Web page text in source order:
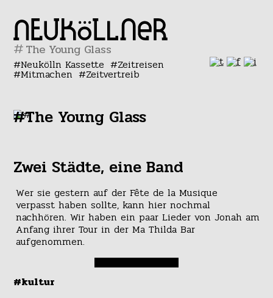
#
Neukölln Kassette Zeitreisen
Mitmachen Zeitvertreib
#The Young Glass
Zwei Städte, eine Band
Wer sie gestern auf der Fête de la Musique
verpasst haben sollte, kann hier nochmal
nachhören. Wir haben ein paar Lieder von Jonah am
Anfang ihrer Tour in der Ma Thilda Bar
aufgenommen.
#kultur